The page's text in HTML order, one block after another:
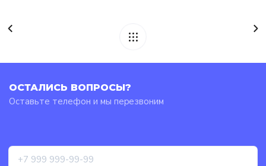
ОСТАЛИСЬ ВОПРОСЫ?
Оставьте телефон и мы перезвоним